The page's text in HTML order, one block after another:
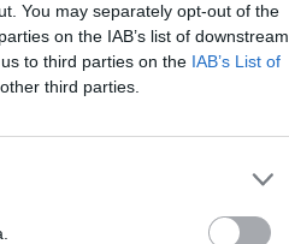
You may separately opt-out of the
on the IAB’s list of downstream
to third parties on the IAB’s List of
third parties.